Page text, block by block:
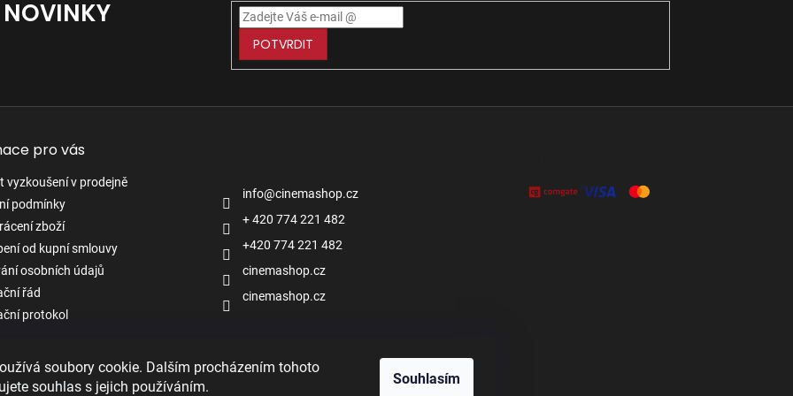
soubory cookie. Dalším procházením tohoto
souhlas s jejich používáním.
Souhlasím
NOVINKY
POTVRDIT
pro vás
vyzkoušení v prodejně
podmínky
zboží
od kupní smlouvy
osobních údajů
řád
protokol
info@cinemashop.cz
+ 420 774 221 482
+420 774 221 482
cinemashop.cz
cinemashop.cz